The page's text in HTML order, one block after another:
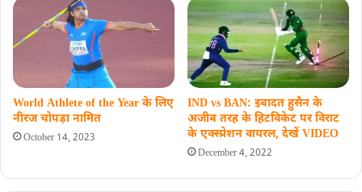
World Athlete of the Year के लिए
नीरज चोपड़ा नामित
October 14, 2023
IND vs BAN: इबादत हुसैन के
अजीब तरह के हिटविकेट पर विराट
के एक्स्प्रेशन वायरल, देखें VIDEO
December 4, 2022